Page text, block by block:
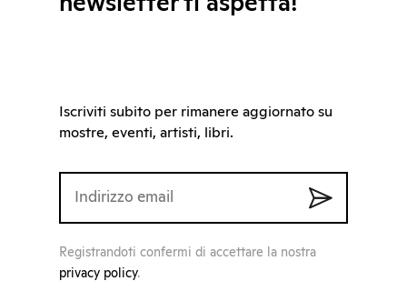
Iscriviti subito per rimanere aggiornato su
mostre, eventi, artisti, libri.
Registrandoti confermi di accettare la nostra
privacy policy.